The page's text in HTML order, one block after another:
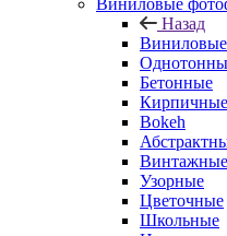
Назад
Бетонные
Кирпичные
Bokeh
Винтажные
Узорные
Цветочные
Школьные